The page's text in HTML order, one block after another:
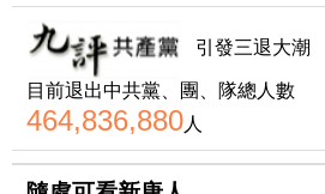
引發三退大潮
目前退出中共黨、團、隊總人數
464,836,880人